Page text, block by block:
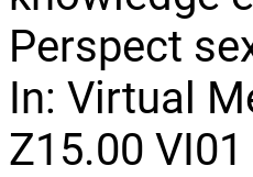
Perspect
In: Virtual
Z15.00